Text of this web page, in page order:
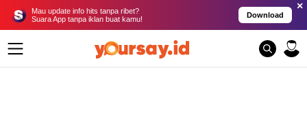
Mau update info hits tanpa ribet?
Suara App tanpa iklan buat kamu!
Download
×